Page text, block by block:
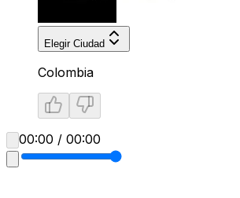
Elegir Ciudad
Colombia
00:00 / 00:00